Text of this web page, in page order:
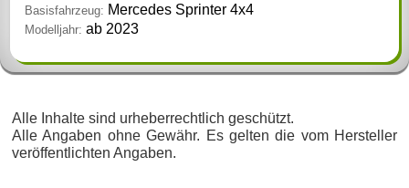
Basisfahrzeug: Mercedes Sprinter 4x4
Modelljahr: ab 2023
Alle Inhalte sind urheberrechtlich geschützt.
Alle Angaben ohne Gewähr. Es gelten die vom Hersteller
veröffentlichten Angaben.